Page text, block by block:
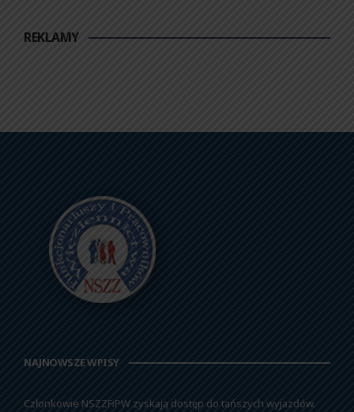
REKLAMY
NAJNOWSZE WPISY
Członkowie NSZZFiPW zyskają dostęp do tańszych wyjazdów.